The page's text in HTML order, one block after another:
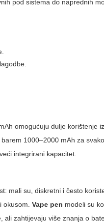
pod sistema do naprednih
omogućuju dulje korištenje
1000–2000 mAh za
integrirani kapacitet.
mali su, diskretni i često
okusom.Vape pen modeli su
zahtijevaju više znanja o